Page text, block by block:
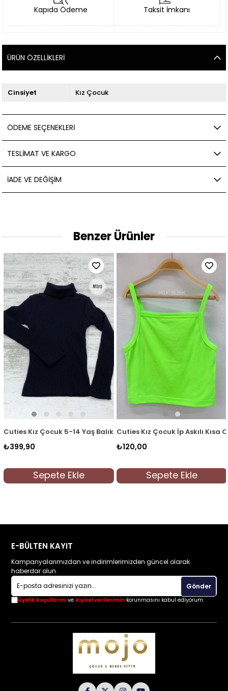
Kapıda Ödeme Taksit İmkanı
ÜRÜN ÖZELLIKLERI
Cinsiyet Kız Çocuk
ÖDEME SEÇENEKLERI
TESLIMAT VE KARGO
İADE VE DEĞIŞIM
Benzer Ürünler
Rengi
Yaka Kaşkorse Body 3098 Beyaz
Cuties Kız Çocuk 5-14 Yaş Balıkçı Yaka Kaşkorse Body 3098
₺399,90
Sepete Ekle
Cuties Kız Çocuk İp Askılı Kısa
₺120,00
Sepete Ekle
E-BÜLTEN KAYIT
Kampanyalarımızdan ve indirimlerimizden güncel olarak
haberdar olun.
Gönder
Üyelik koşullarını ve kişisel verilerimin korunmasını kabul ediyorum.